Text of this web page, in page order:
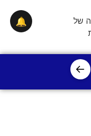
פרדס חנה
←
🔔